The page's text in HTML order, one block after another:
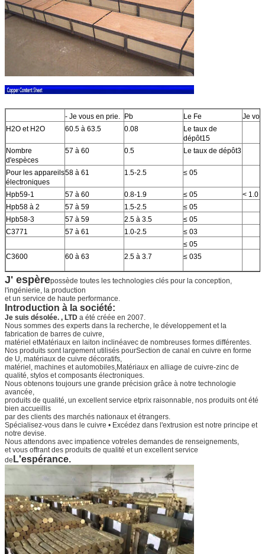
- Je vous en prie. Pb Le Fe
Je
H2O et H2O
60.5 à 63.5 0.08
Le taux de
dépôt15
Nombre
d'espèces
57 à 60 0.5 Le taux de dépôt3
Pour les appareils
électroniques
58 à 61 1.5-2.5 ≤ 05
Hpb59-1 57 à 60 0.8-1.9 ≤ 05
< 1.0
Hpb58 à 2
57 à 59 1.5-2.5
≤ 05
Hpb58-3
57 à 59 2.5 à 3.5
≤ 05
C3771
57 à 61 1.0-2.5
≤ 03
≤ 05
C3600
60 à 63 2.5 à 3.7 ≤ 035
J' espèrepossède toutes les technologies clés pour la conception,
l'ingénierie, la production
et un service de haute performance.
Introduction à la société:
Je suis désolée. , LTD a été créée en 2007.
Nous sommes des experts dans la recherche, le développement et la
fabrication de barres de cuivre,
matériel etMatériaux en laiton inclinéavec de nombreuses formes différentes.
Nos produits sont largement utilisés pourSection de canal en cuivre en forme
de U , matériaux de cuivre décoratifs,
matériel, machines et automobiles, Matériaux en alliage de cuivre-zinc de
qualité , stylos et composants électroniques.
Nous obtenons toujours une grande précision grâce à notre technologie
avancée,
produits de qualité, un excellent service etprix raisonnable, nos produits ont été
bien accueillis
par des clients des marchés nationaux et étrangers.
Spécialisez-vous dans le cuivre • Excédez dans l'extrusion est notre principe et
notre devise.
Nous attendons avec impatience votreles demandes de renseignements,
et vous offrant des produits de qualité et un excellent service
de L'espérance.